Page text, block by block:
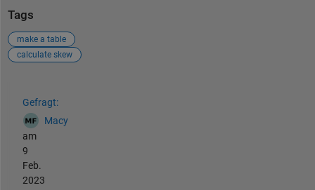
Tags
make a table
calculate skew
Gefragt:
Macy
am
9
Feb.
2023